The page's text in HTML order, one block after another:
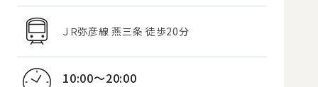
ＪＲ弥彦線 燕三条 徒歩20分
10:00～20:00